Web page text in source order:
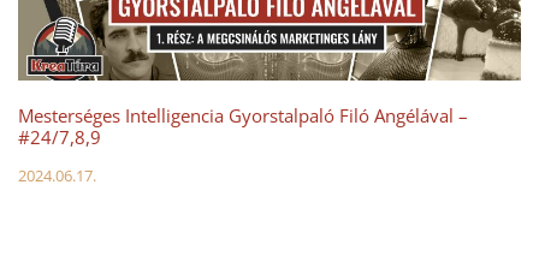
Mesterséges Intelligencia Gyorstalpaló Filó Angélával –
#24/7,8,9
2024.06.17.